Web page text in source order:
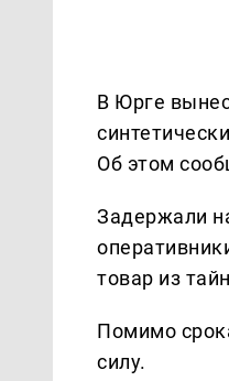
В Юрге
Об этом
Задержали
товар из
Помимо
силу.